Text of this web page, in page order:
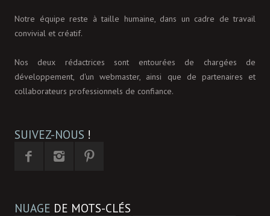
Notre équipe reste à taille humaine, dans un cadre de travail
convivial et créatif.
Nos deux rédactrices sont entourées de chargées de
développement, d'un webmaster, ainsi que de partenaires et
collaborateurs professionnels de confiance.
SUIVEZ-NOUS !
NUAGE DE MOTS-CLÉS